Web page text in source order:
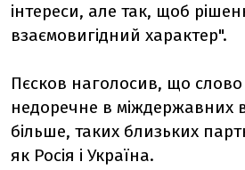
інтереси, але так, щоб
взаємовигідний характер".
Пєсков наголосив, що
недоречне в міждержавних
більше, таких близьких
як Росія і Україна.